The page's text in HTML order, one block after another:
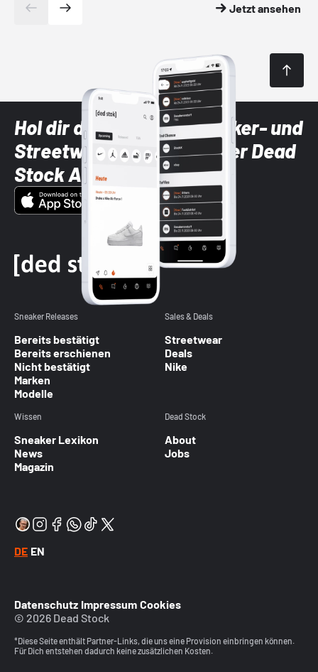
Jetzt ansehen
Hol dir die neuesten Sneaker- und
Streetwear-Brands mit der Dead
Stock App
Sneaker Releases
Bereits bestätigt
Bereits erschienen
Nicht bestätigt
Marken
Modelle
Sales & Deals
Streetwear
Deals
Nike
Wissen
Sneaker Lexikon
News
Magazin
Dead Stock
About
Jobs
DE EN
Datenschutz Impressum Cookies
© 2026 Dead Stock
*Diese Seite enthält Partner-Links, die uns eine Provision einbringen können.
Für Dich entstehen dadurch keine zusätzlichen Kosten.